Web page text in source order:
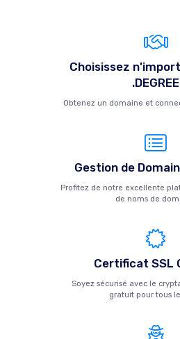
Choisissez
.DEGREE
Obtenez un domaine et
Gestion de
Profitez de notre excellente
de noms de
Certificat SSL
Soyez sécurisé avec le
gratuit pour tous